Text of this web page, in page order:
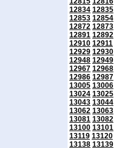
12834 12835
12853 12854
12872 12873
12891 12892
12910 12911
12929 12930
12948 12949
12967 12968
12986 12987
13005 13006
13024 13025
13043 13044
13062 13063
13081 13082
13100 13101
13119 13120
13138 13139